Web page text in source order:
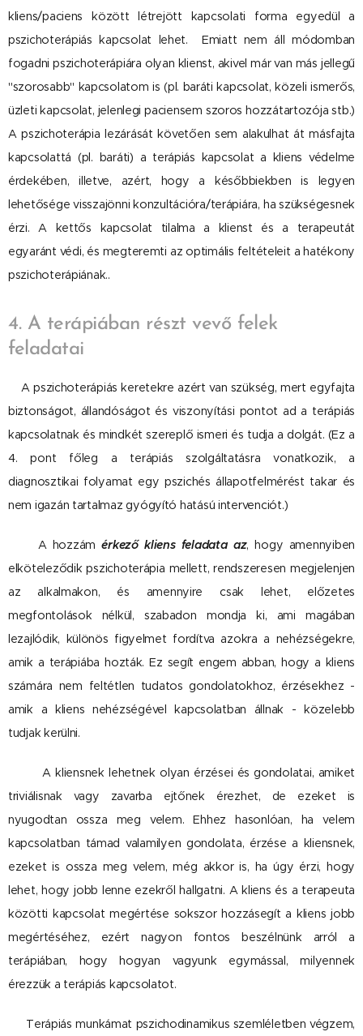
kliens/paciens között létrejött kapcsolati forma egyedül a
pszichoterápiás kapcsolat lehet. Emiatt nem áll módomban
fogadni pszichoterápiára olyan klienst, akivel már van más jellegű
"szorosabb" kapcsolatom is (pl. baráti kapcsolat, közeli ismerős,
üzleti kapcsolat, jelenlegi paciensem szoros hozzátartozója stb.)
A pszichoterápia lezárását követően sem alakulhat át másfajta
kapcsolattá (pl. baráti) a terápiás kapcsolat a kliens védelme
érdekében, illetve, azért, hogy a későbbiekben is legyen
lehetősége visszajönni konzultációra/terápiára, ha szükségesnek
érzi. A kettős kapcsolat tilalma a klienst és a terapeutát
egyaránt védi, és megteremti az optimális feltételeit a hatékony
pszichoterápiának..
4. A terápiában részt vevő felek
feladatai
A pszichoterápiás keretekre azért van szükség, mert egyfajta
biztonságot, állandóságot és viszonyítási pontot ad a terápiás
kapcsolatnak és mindkét szereplő ismeri és tudja a dolgát. (Ez a
4. pont főleg a terápiás szolgáltatásra vonatkozik, a
diagnosztikai folyamat egy pszichés állapotfelmérést takar és
nem igazán tartalmaz gyógyító hatású intervenciót.)
A hozzámérkező kliens feladata az, hogy amennyiben
elköteleződik pszichoterápia mellett, rendszeresen megjelenjen
az alkalmakon, és amennyire csak lehet, előzetes
megfontolások nélkül, szabadon mondja ki, ami magában
lezajlódik, különös figyelmet fordítva azokra a nehézségekre,
amik a terápiába hozták. Ez segít engem abban, hogy a kliens
számára nem feltétlen tudatos gondolatokhoz, érzésekhez -
amik a kliens nehézségével kapcsolatban állnak - közelebb
tudjak kerülni.
A kliensnek lehetnek olyan érzései és gondolatai, amiket
triviálisnak vagy zavarba ejtőnek érezhet, de ezeket is
nyugodtan ossza meg velem. Ehhez hasonlóan, ha velem
kapcsolatban támad valamilyen gondolata, érzése a kliensnek,
ezeket is ossza meg velem, még akkor is, ha úgy érzi, hogy
lehet, hogy jobb lenne ezekről hallgatni. A kliens és a terapeuta
közötti kapcsolat megértése sokszor hozzásegít a kliens jobb
megértéséhez, ezért nagyon fontos beszélnünk arról a
terápiában, hogy hogyan vagyunk egymással, milyennek
érezzük a terápiás kapcsolatot.
Terápiás munkámat pszichodinamikus szemléletben végzem,